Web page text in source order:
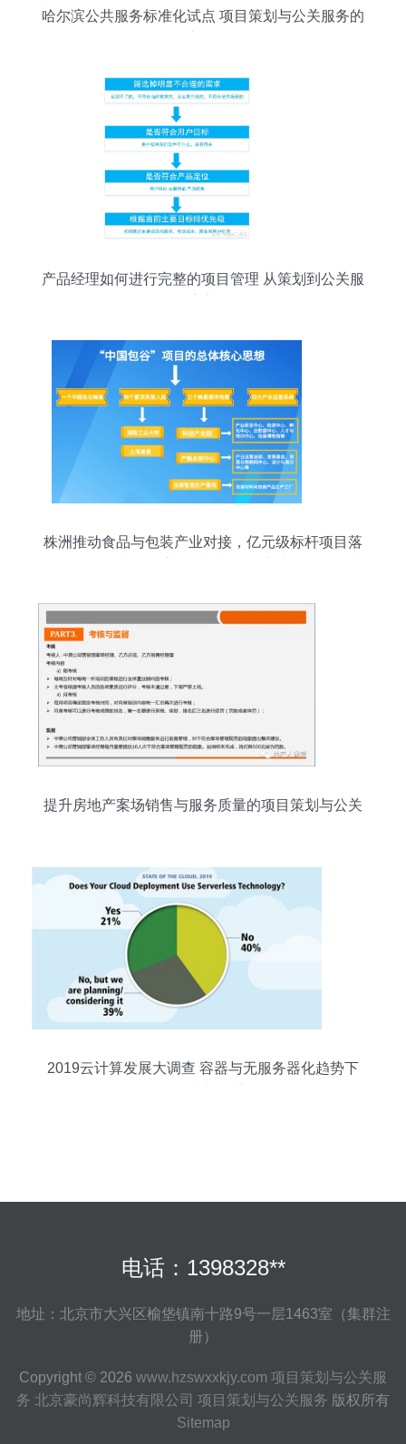
哈尔滨公共服务标准化试点 项目策划与公关服务的
产品经理如何进行完整的项目管理 从策划到公关服
株洲推动食品与包装产业对接，亿元级标杆项目落
提升房地产案场销售与服务质量的项目策划与公关
2019云计算发展大调查 容器与无服务器化趋势下
电话：1398328**
地址：北京市大兴区榆垡镇南十路9号一层1463室（集群注
册）
Copyright © 2026 www.hzswxxkjy.com 项目策划与公关服
务 北京豪尚辉科技有限公司 项目策划与公关服务 版权所有
Sitemap